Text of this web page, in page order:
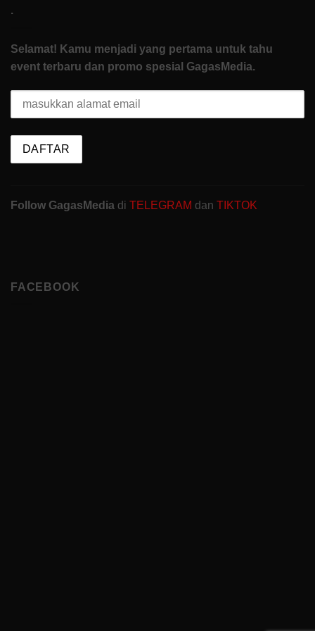
.
Selamat! Kamu menjadi yang pertama untuk tahu
event terbaru dan promo spesial GagasMedia.
Follow GagasMedia di TELEGRAM dan TIKTOK
FACEBOOK